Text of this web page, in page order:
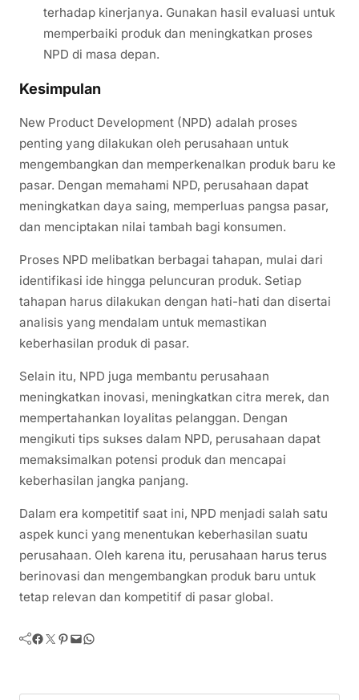
terhadap kinerjanya. Gunakan hasil evaluasi untuk
memperbaiki produk dan meningkatkan proses
NPD di masa depan.
Kesimpulan
New Product Development (NPD) adalah proses
penting yang dilakukan oleh perusahaan untuk
mengembangkan dan memperkenalkan produk baru ke
pasar. Dengan memahami NPD, perusahaan dapat
meningkatkan daya saing, memperluas pangsa pasar,
dan menciptakan nilai tambah bagi konsumen.
Proses NPD melibatkan berbagai tahapan, mulai dari
identifikasi ide hingga peluncuran produk. Setiap
tahapan harus dilakukan dengan hati-hati dan disertai
analisis yang mendalam untuk memastikan
keberhasilan produk di pasar.
Selain itu, NPD juga membantu perusahaan
meningkatkan inovasi, meningkatkan citra merek, dan
mempertahankan loyalitas pelanggan. Dengan
mengikuti tips sukses dalam NPD, perusahaan dapat
memaksimalkan potensi produk dan mencapai
keberhasilan jangka panjang.
Dalam era kompetitif saat ini, NPD menjadi salah satu
aspek kunci yang menentukan keberhasilan suatu
perusahaan. Oleh karena itu, perusahaan harus terus
berinovasi dan mengembangkan produk baru untuk
tetap relevan dan kompetitif di pasar global.
Facebook Twitter Pinterest Mail WhatsApp